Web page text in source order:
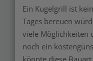
Ein Kugelgrill ist
Tages bereuen
viele Möglichkeiten
noch ein